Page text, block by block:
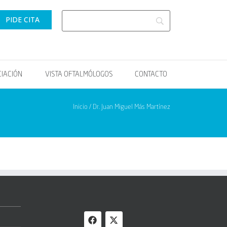
PIDE CITA
VISTA OFTALMÓLOGOS CONTACTO
Inicio / Dr. Juan Miguel Más Martínez